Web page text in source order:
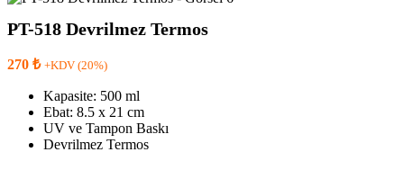
PT-518 Devrilmez Termos
270 ₺ +KDV (20%)
Kapasite: 500 ml
Ebat: 8.5 x 21 cm
UV ve Tampon Baskı
Devrilmez Termos